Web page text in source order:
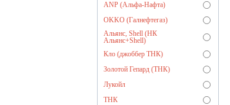
ANP (Альфа-Нафта)
OKKO (Галнефтегаз)
Альянс, Shell (НК
Альянс+Shell)
Кло (джоббер ТНК)
Золотой Гепард (ТНК)
Лукойл
ТНК